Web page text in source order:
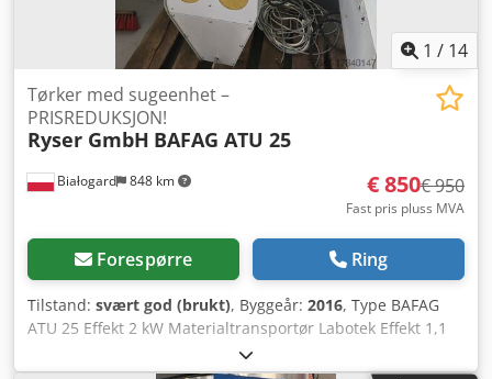
1 / 14
Białogard 848 km
Tørker med sugeenhet –
PRISREDUKSJON!
Ryser GmbH BAFAG ATU 25
€ 850€ 950
Fast pris pluss MVA
Forespørre Ring
Tilstand: svært god (brukt), Byggeår: 2016, Type BAFAG
ATU 25 Effekt 2 kW Materialtransportør Labotek Effekt 1,1
kW Dsdpfxsuvg Dxj Ai Sock PRISREDUKSJON FRA 950 TIL
850 EUR!!!